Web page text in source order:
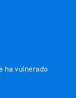
ha vulnerado